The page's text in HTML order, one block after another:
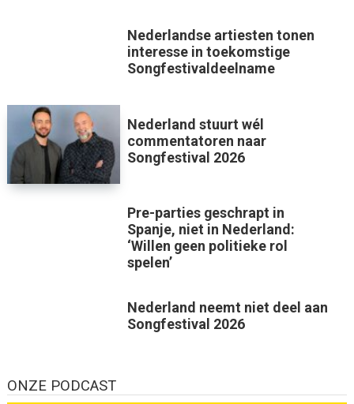
Nederlandse artiesten tonen
interesse in toekomstige
Songfestivaldeelname
Nederland stuurt wél
commentatoren naar
Songfestival 2026
Pre-parties geschrapt in
Spanje, niet in Nederland:
‘Willen geen politieke rol
spelen’
Nederland neemt niet deel aan
Songfestival 2026
ONZE PODCAST